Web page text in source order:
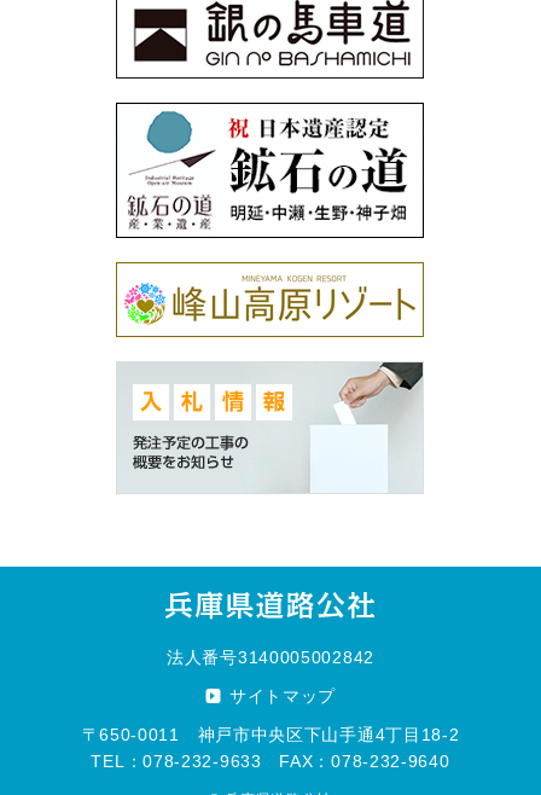
法人番号3140005002842
サイトマップ
〒650-0011 神戸市中央区下山手通4丁目18-2
TEL：078-232-9633 FAX：078-232-9640